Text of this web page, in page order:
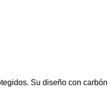
Su diseño con carbón